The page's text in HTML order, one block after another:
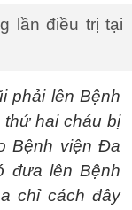
lần điều trị tại
phải lên Bệnh
thứ hai cháu bị
Bệnh viện Đa
đưa lên Bệnh
chỉ cách đây